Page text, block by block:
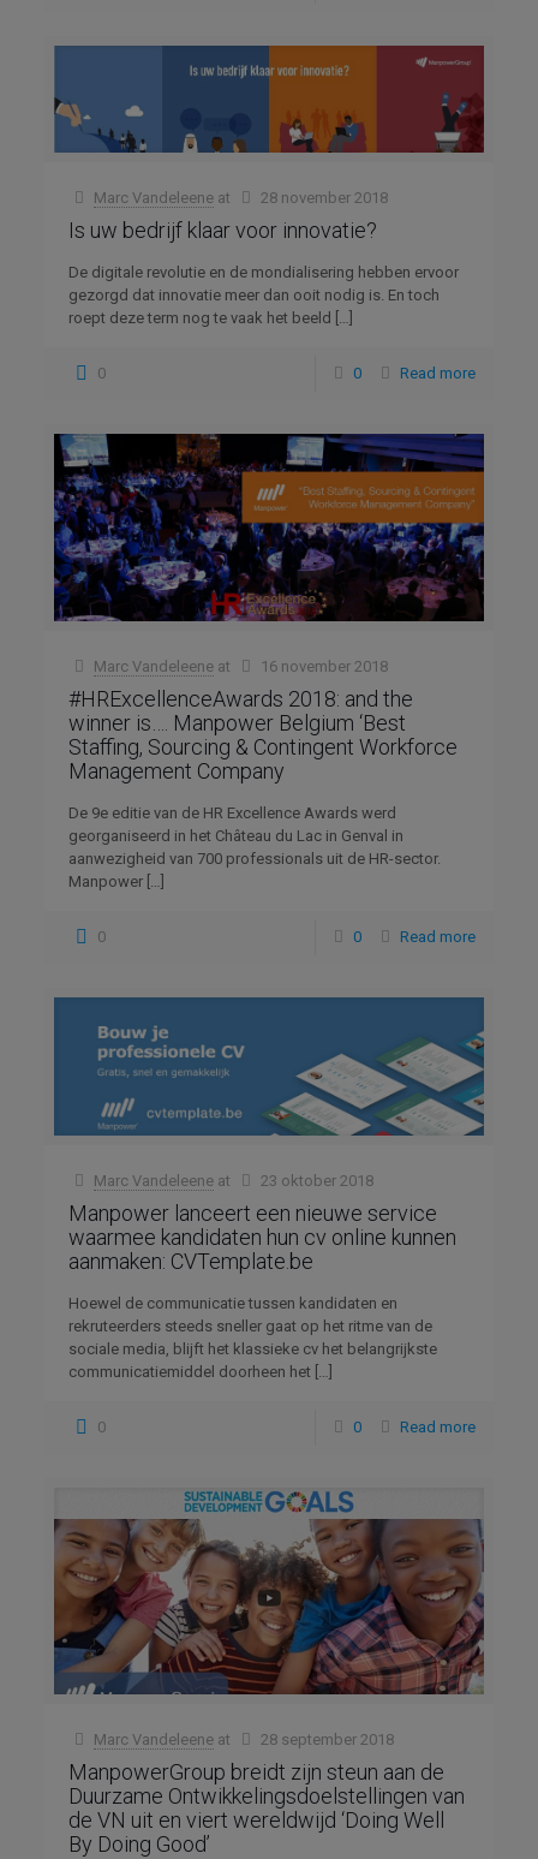
Marc Vandeleene at 28 november 2018
Is uw bedrijf klaar voor innovatie?
De digitale revolutie en de mondialisering hebben ervoor
gezorgd dat innovatie meer dan ooit nodig is. En toch
roept deze term nog te vaak het beeld […]
0 0 Read more
Marc Vandeleene at 16 november 2018
#HRExcellenceAwards 2018: and the
winner is…. Manpower Belgium ‘Best
Staffing, Sourcing & Contingent Workforce
Management Company
De 9e editie van de HR Excellence Awards werd
georganiseerd in het Château du Lac in Genval in
aanwezigheid van 700 professionals uit de HR-sector.
Manpower […]
0 0 Read more
Marc Vandeleene at 23 oktober 2018
Manpower lanceert een nieuwe service
waarmee kandidaten hun cv online kunnen
aanmaken: CVTemplate.be
Hoewel de communicatie tussen kandidaten en
rekruteerders steeds sneller gaat op het ritme van de
sociale media, blijft het klassieke cv het belangrijkste
communicatiemiddel doorheen het […]
0 0 Read more
Marc Vandeleene at 28 september 2018
ManpowerGroup breidt zijn steun aan de
Duurzame Ontwikkelingsdoelstellingen van
de VN uit en viert wereldwijd ‘Doing Well
By Doing Good’